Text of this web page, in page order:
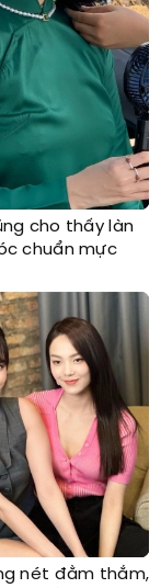
cho thấy làn
chuẩn mực
nét đằm thắm,